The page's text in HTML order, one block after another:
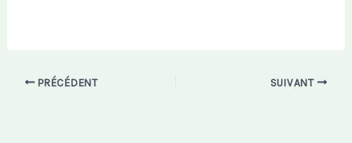
PRÉCÉDENT SUIVANT